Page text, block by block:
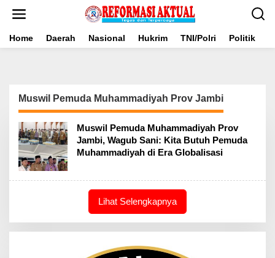
Home Daerah Nasional Hukrim TNI/Polri Politik
Muswil Pemuda Muhammadiyah Prov Jambi
Muswil Pemuda Muhammadiyah Prov
Jambi, Wagub Sani: Kita Butuh Pemuda
Muhammadiyah di Era Globalisasi
Lihat Selengkapnya